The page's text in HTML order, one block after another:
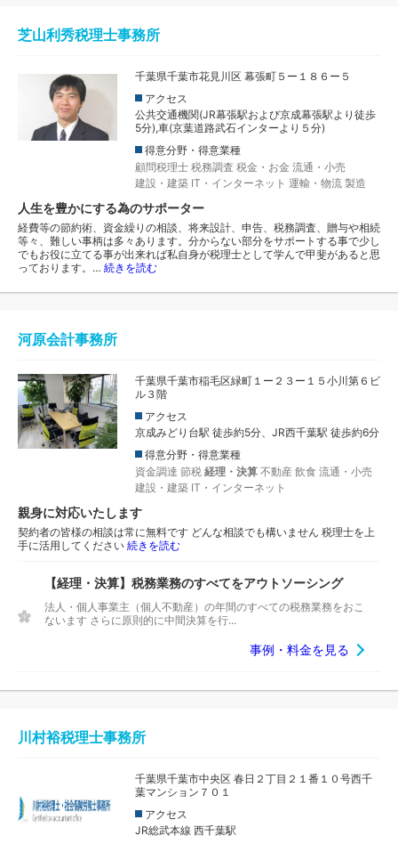
芝山利秀税理士事務所
千葉県千葉市花見川区 幕張町５ー１８６ー５
アクセス
公共交通機関(JR幕張駅および京成幕張駅より徒歩
5分),車(京葉道路武石インターより５分)
得意分野・得意業種
顧問税理士 税務調査 税金・お金 流通・小売
建設・建築 IT・インターネット 運輸・物流 製造
人生を豊かにする為のサポーター
経費等の節約術、資金繰りの相談、将来設計、申告、税務調査、贈与や相続
等々、難しい事柄は多々あります。分からない部分をサポートする事で少し
でもお役に立てる事が出来れば私自身が税理士として学んで甲斐があると思
っております。… 続きを読む
河原会計事務所
千葉県千葉市稲毛区緑町１ー２３ー１５小川第６ビ
ル３階
アクセス
京成みどり台駅 徒歩約5分、JR西千葉駅 徒歩約6分
得意分野・得意業種
資金調達 節税 経理・決算 不動産 飲食 流通・小売
建設・建築 IT・インターネット
親身に対応いたします
契約者の皆様の相談は常に無料です どんな相談でも構いません 税理士を上
手に活用してください 続きを読む
【経理・決算】税務業務のすべてをアウトソーシング
法人・個人事業主（個人不動産）の年間のすべての税務業務をおこ
ないます さらに原則的に中間決算を行...
事例・料金を見る
川村裕税理士事務所
千葉県千葉市中央区 春日２丁目２１番１０号西千
葉マンション７０１
アクセス
JR総武本線 西千葉駅